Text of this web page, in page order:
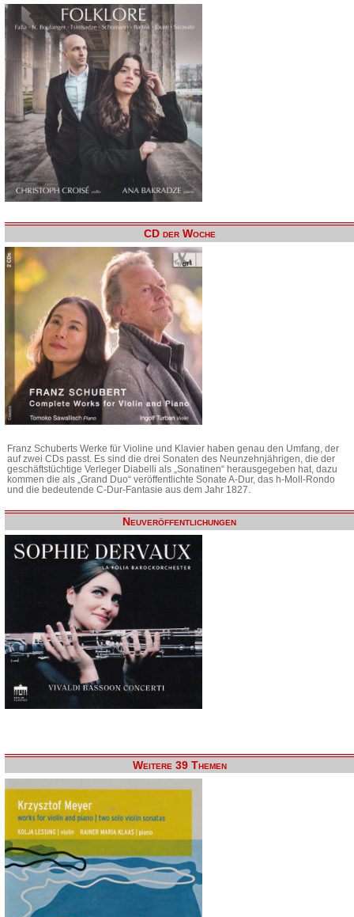
CD der Woche
Franz Schuberts Werke für Violine und Klavier haben genau den Umfang, der
auf zwei CDs passt. Es sind die drei Sonaten des Neunzehnjährigen, die der
geschäftstüchtige Verleger Diabelli als „Sonatinen“ herausgegeben hat, dazu
kommen die als „Grand Duo“ veröffentlichte Sonate A-Dur, das h-Moll-Rondo
und die bedeutende C-Dur-Fantasie aus dem Jahr 1827.
Neuveröffentlichungen
Weitere 39 Themen